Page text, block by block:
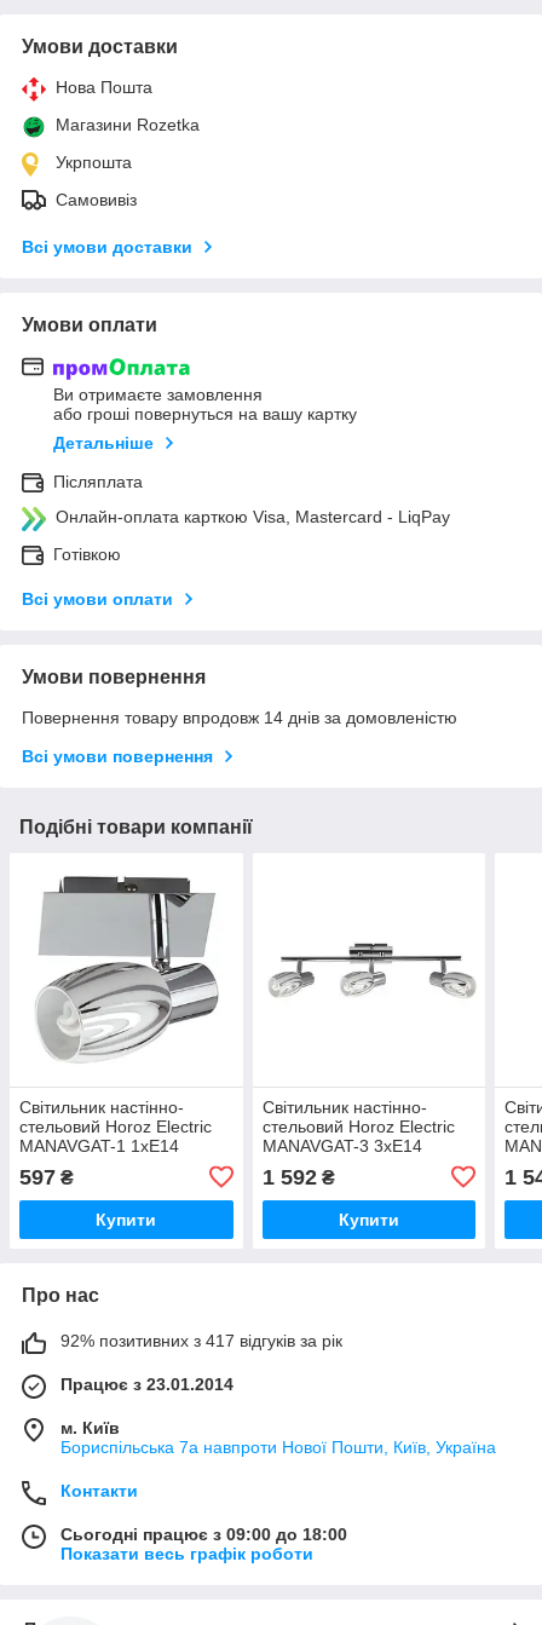
Умови доставки
Нова Пошта
Магазини Rozetka
Укрпошта
Самовивіз
Всі умови доставки
Умови оплати
Ви отримаєте замовлення
або гроші повернуться на вашу картку
Детальніше
Післяплата
Онлайн-оплата карткою Visa, Mastercard - LiqPay
Готівкою
Всі умови оплати
Умови повернення
Повернення товару впродовж 14 днів за домовленістю
Всі умови повернення
Подібні товари компанії
Світильник настінно-
стельовий Horoz Electric
MANAVGAT-1 1xE14
0001-010)
597 ₴
Купити
Світильник настінно-
стельовий Horoz Electric
MANAVGAT-3 3xE14
0003-010)
1 592₴
Купити
1
Про нас
92% позитивних з 417 відгуків за рік
Працює з 23.01.2014
м. Київ
Бориспільська 7а навпроти Нової Пошти, Київ, Україна
Контакти
Сьогодні працює з 09:00 до 18:00
Показати весь графік роботи